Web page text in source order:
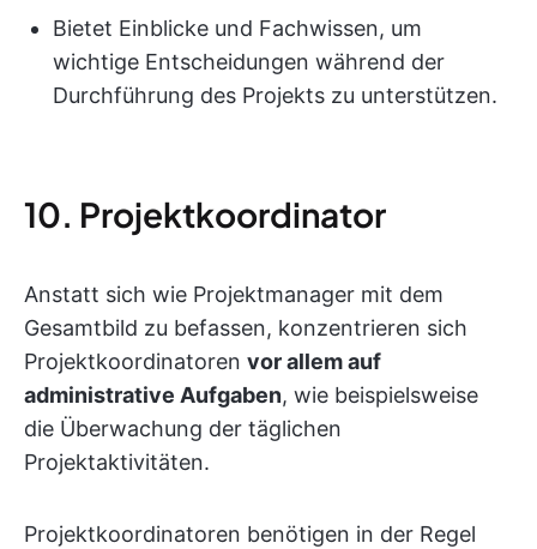
Bietet Einblicke und Fachwissen, um
wichtige Entscheidungen während der
Durchführung des Projekts zu unterstützen.
10. Projektkoordinator
Anstatt sich wie Projektmanager mit dem
Gesamtbild zu befassen, konzentrieren sich
Projektkoordinatoren vor allem auf
administrative Aufgaben, wie beispielsweise
die Überwachung der täglichen
Projektaktivitäten.
Projektkoordinatoren benötigen in der Regel